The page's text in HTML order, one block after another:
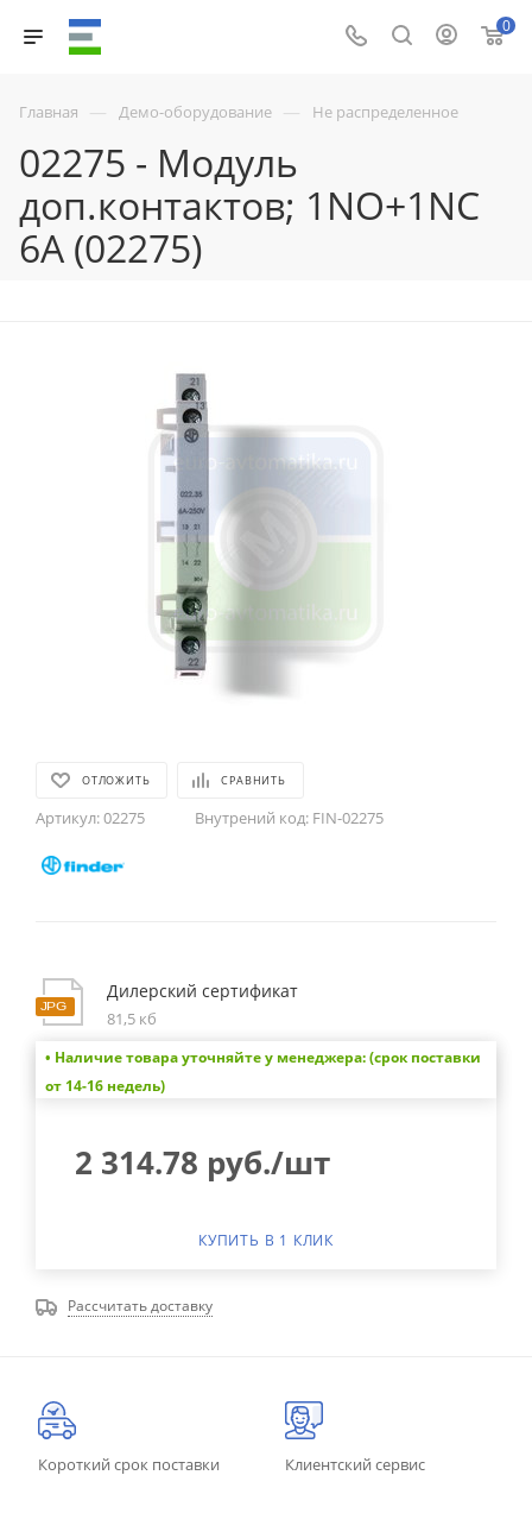
0
Главная — Демо-оборудование — Не распределенное
02275 - Модуль
доп.контактов; 1NO+1NC
6А (02275)
ОТЛОЖИТЬ СРАВНИТЬ
Артикул:02275 Внутрений код: FIN-02275
Дилерский сертификат
81,5 кб
• Наличие товара уточняйте у менеджера: (срок поставки
от 14-16 недель)
2 314.78 руб./шт
КУПИТЬ В 1 КЛИК
Рассчитать доставку
Короткий срок поставки Клиентский сервис